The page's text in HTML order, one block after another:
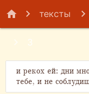
home тексты
3
и рекох ей: дни
тебе, и не